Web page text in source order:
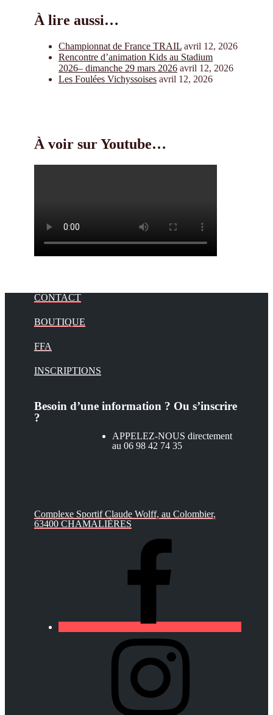
À lire aussi…
Championnat de France TRAIL avril 12, 2026
Rencontre d’animation Kids au Stadium
2026– dimanche 29 mars 2026 avril 12, 2026
Les Foulées Vichyssoises avril 12, 2026
À voir sur Youtube…
CONTACT
BOUTIQUE
FFA
INSCRIPTIONS
Besoin d’une information ? Ou s’inscrire
?
APPELEZ-NOUS directement
au 06 98 42 74 35
Complexe Sportif Claude Wolff, au Colombier,
63400 CHAMALIÈRES
chamalieres.fr/wp-
content/uploads/2020/03/